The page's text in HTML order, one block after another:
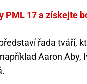
PML 17 a získejte
řada tváří,
Aaron Aby,